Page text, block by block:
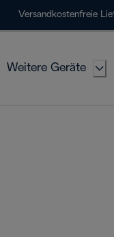
Versandkostenfreie
Weitere Geräte